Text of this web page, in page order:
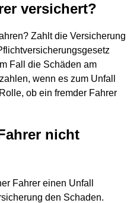
versichert?
Zahlt die Versicherung
Fall die Schäden am
wenn es zum Unfall
ob ein fremder Fahrer
nicht
Fahrer einen Unfall
den Schaden.